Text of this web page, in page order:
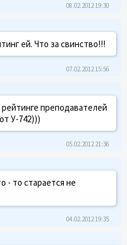
08.02.2012 19:30
ей. Что за свинство!!!
07.02.2012 15:56
преподавателей
У-742)))
05.02.2012 21:36
- то старается не
04.02.2012 19:35